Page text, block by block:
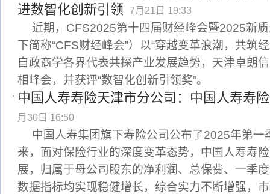
进数智化创新引领
7月21日 19:33
近期，CFS2025第十四届财经峰会暨2025新
下简称“CFS财经峰会”）以“穿越变革浪潮，共筑
自政商学各界代表共探产业发展趋势，天津卓朗
相峰会，并获评“数智化创新引领奖”。
中国人寿寿险天津市分公司：中国人寿寿
月30日 16:50
中国人寿集团旗下寿险公司公布了2025年第一
来，面对保险行业的深度变革态势，中国人寿寿
展，归属于母公司股东的净利润、总保费、一季
数据指标均实现稳健增长，综合实力不断增强，